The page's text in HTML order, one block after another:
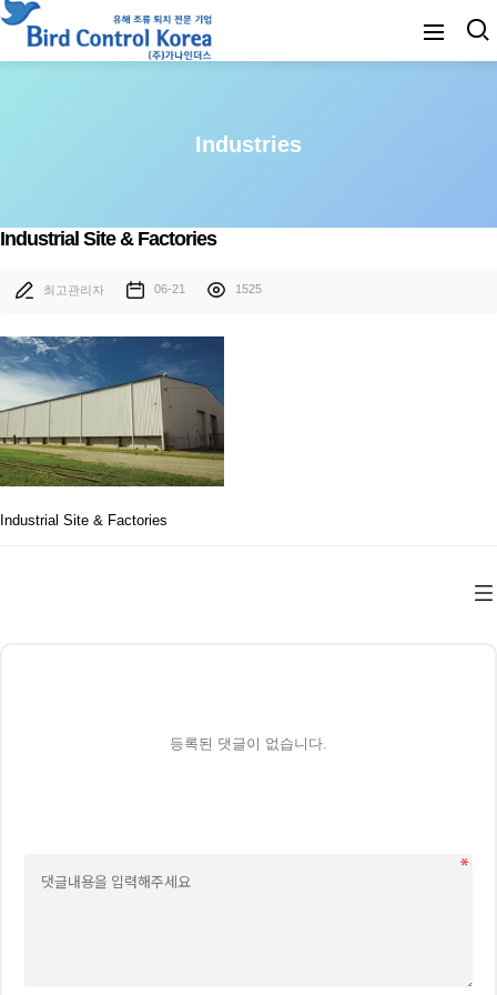
Industries
Industrial Site & Factories
최고관리자 06-21 1525
Industrial Site & Factories
등록된 댓글이 없습니다.